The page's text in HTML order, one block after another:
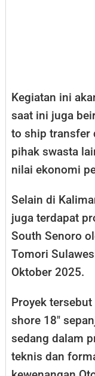
Kegiatan ini
saat ini juga
to ship transfer
pihak swasta
nilai ekonomi
Selain di
juga terdapat
South Senoro
Tomori
Oktober 2025.
Proyek
shore 18″
sedang dalam
teknis dan